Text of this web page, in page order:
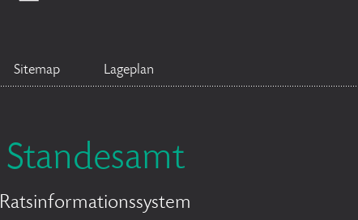
Sitemap Lageplan
Standesamt
Ratsinformationssystem